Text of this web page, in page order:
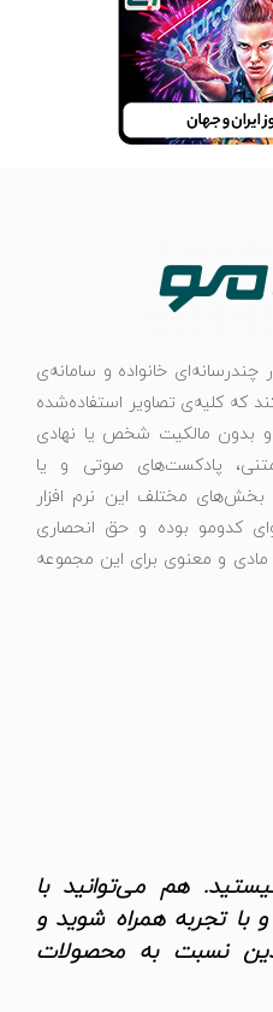
خانواده و سامانه‌ی
که کلیه‌ی تصاویر استفاده‌شده
و بدون مالکیت شخص یا نهادی
پادکست‌های صوتی و یا
مختلف این نرم افزار
کدومو بوده و حق انحصاری
مادی و معنوی برای این مجموعه
هم می‌توانید با
با تجربه همراه شوید و
نسبت به محصولات